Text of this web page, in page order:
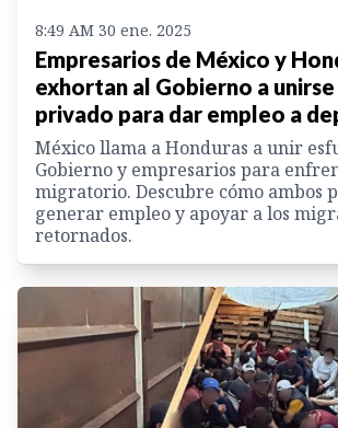
8:49 AM 30 ene. 2025
Empresarios de México y
exhortan al Gobierno a
privado para dar empleo a
México llama a Honduras a unir
Gobierno y empresarios para
migratorio. Descubre cómo ambos
generar empleo y apoyar a los
retornados.